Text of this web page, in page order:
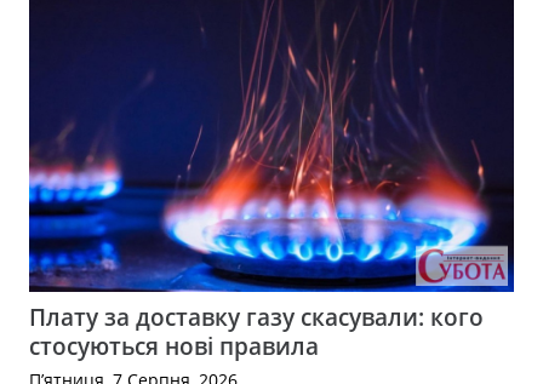
Плату за доставку газу скасували: кого
стосуються нові правила